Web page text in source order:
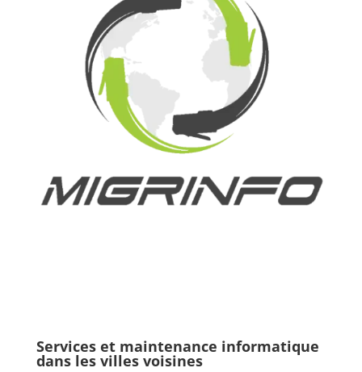
Services et maintenance informatique
dans les villes voisines